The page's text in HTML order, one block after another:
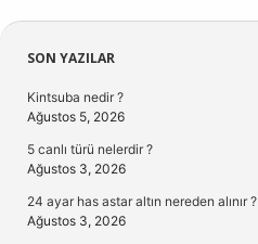
Sidebar
SON YAZILAR
Kintsuba nedir ?
Ağustos 5, 2026
5 canlı türü nelerdir ?
Ağustos 3, 2026
24 ayar has astar altın nereden alınır ?
Ağustos 3, 2026